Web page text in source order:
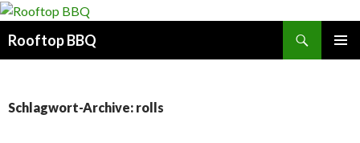
Rooftop BBQ
Schlagwort-Archive: rolls